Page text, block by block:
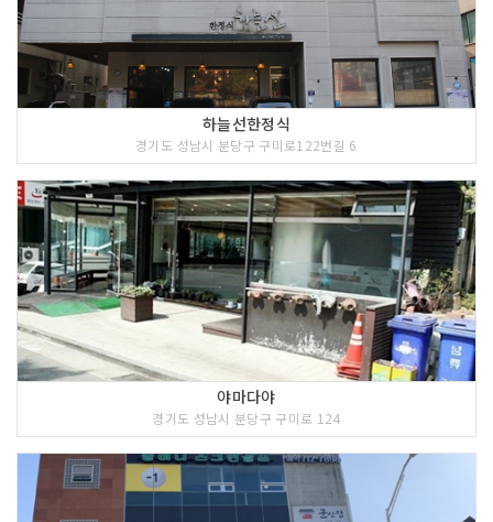
하늘선한정식
경기도 성남시 분당구 구미로122번길 6
야마다야
경기도 성남시 분당구 구미로 124